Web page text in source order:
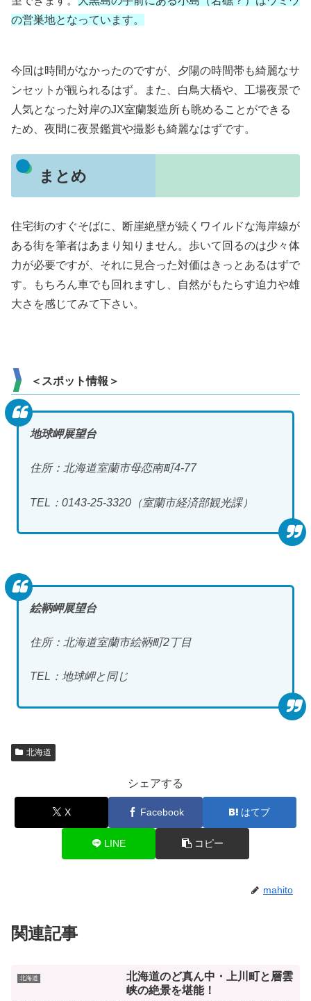
の営巣地となっています。
今回は時間がなかったのですが、夕陽の時間帯も綺麗なサ
ンセットが観られるはず。また、白鳥大橋や、工場夜景で
人気となった対岸のJX室蘭製造所も眺めることができる
ため、夜間に夜景鑑賞や撮影も綺麗なはずです。
まとめ
住宅街のすぐそばに、断崖絶壁が続くワイルドな海岸線が
ある街を筆者はあまり知りません。歩いて回るのは少々体
力が必要ですが、それに見合った対価はきっとあるはずで
す。もちろん車でも回れますし、自然がもたらす迫力や雄
大さを感じてみて下さい。
＜スポット情報＞
地球岬展望台
住所：北海道室蘭市母恋南町4-77
TEL：0143-25-3320（室蘭市経済部観光課）
絵鞆岬展望台
住所：北海道室蘭市絵鞆町2丁目
TEL：地球岬と同じ
北海道
シェアする
X Facebook はてブ
LINE コピー
mahito
関連記事
北海道
北海道のど真ん中・上川町と層雲
峡の絶景を堪能！